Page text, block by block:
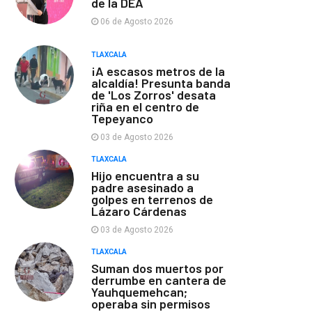
06 de Agosto 2026
TLAXCALA
¡A escasos metros de la
alcaldía! Presunta banda
de 'Los Zorros' desata
riña en el centro de
Tepeyanco
03 de Agosto 2026
TLAXCALA
Hijo encuentra a su
padre asesinado a
golpes en terrenos de
Lázaro Cárdenas
03 de Agosto 2026
TLAXCALA
Suman dos muertos por
derrumbe en cantera de
Yauhquemehcan;
operaba sin permisos